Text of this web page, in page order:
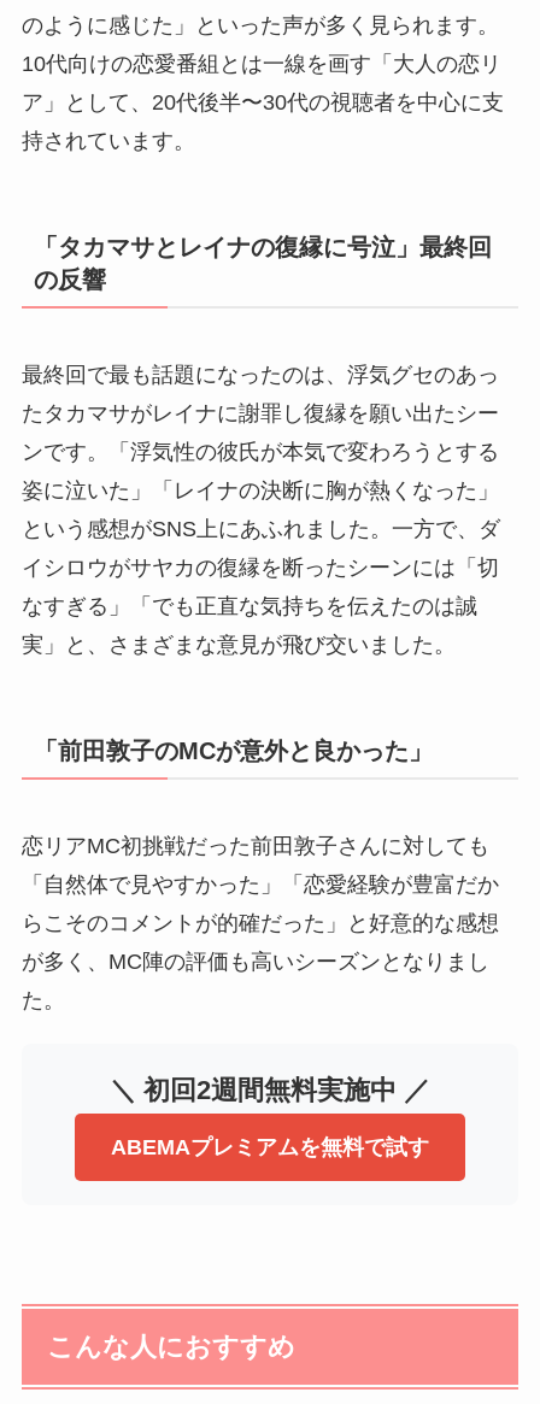
のように感じた」といった声が多く見られます。
10代向けの恋愛番組とは一線を画す「大人の恋リ
ア」として、20代後半〜30代の視聴者を中心に支
持されています。
「タカマサとレイナの復縁に号泣」最終回
の反響
最終回で最も話題になったのは、浮気グセのあっ
たタカマサがレイナに謝罪し復縁を願い出たシー
ンです。「浮気性の彼氏が本気で変わろうとする
姿に泣いた」「レイナの決断に胸が熱くなった」
という感想がSNS上にあふれました。一方で、ダ
イシロウがサヤカの復縁を断ったシーンには「切
なすぎる」「でも正直な気持ちを伝えたのは誠
実」と、さまざまな意見が飛び交いました。
「前田敦子のMCが意外と良かった」
恋リアMC初挑戦だった前田敦子さんに対しても
「自然体で見やすかった」「恋愛経験が豊富だか
らこそのコメントが的確だった」と好意的な感想
が多く、MC陣の評価も高いシーズンとなりまし
た。
＼ 初回2週間無料実施中 ／
ABEMAプレミアムを無料で試す
こんな人におすすめ